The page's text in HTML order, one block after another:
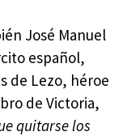
José Manuel
español,
de Lezo, héroe
de Victoria,
quitarse los